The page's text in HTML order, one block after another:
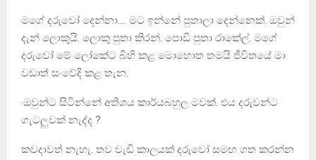
මගේ දරුවෝ දෙන්නා…. මට ඉන්නේ පුතාලා දෙන්නෙක්. ඔවුන්
දැන් ලොකුයි. ලොකු පුතා කිරන්. පොඩි පුතා රාකේල්. මගේ
දරුවෝ මේ ලෝකේට බිහි කළ මොහොත තමයි ජීවිතයේ මා
වඩාත් සංවේදි කළ තැන.
·ඔවුන්ට සිටින්නේ අතිශය කාර්යබහුල මවක්. එය දරුවන්ට
ගැටලුවක් නැද්ද ?
කවදාවත් නැහැ. තව වැඩි කාලයක් දරුවෝ සමඟ ගත කරන්න